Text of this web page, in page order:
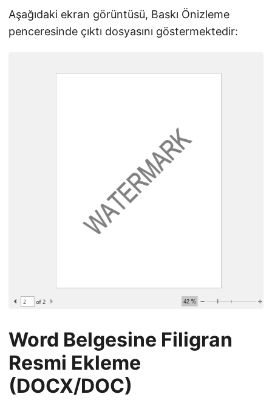
Aşağıdaki ekran görüntüsü, Baskı Önizleme
penceresinde çıktı dosyasını göstermektedir:
Word Belgesine Filigran
Resmi Ekleme
(DOCX/DOC)